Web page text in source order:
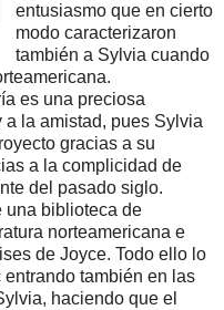
entusiasmo que en cierto
modo caracterizaron
también a Sylvia cuando
es una preciosa
la amistad, pues Sylvia
gracias a su
a la complicidad de
del pasado siglo.
una biblioteca de
norteamericana e
de Joyce. Todo ello lo
también en las
haciendo que el